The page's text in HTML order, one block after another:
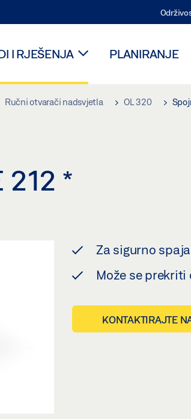
I RJEŠENJA PLANIRANJE
Ručni otvarači nadsvjetla OL 320
212 *
Za sigurno
Može se
KONTAKTIRAJTE